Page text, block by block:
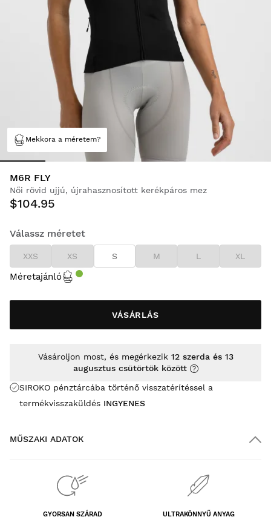
Mekkora a méretem?
M6R FLY
Női rövid ujjú, újrahasznosított kerékpáros mez
$104.95
Válassz méretet
XXS XS S M L XL
Méretajánló
VÁSÁRLÁS
SIROKO pénztárcába történő visszatérítéssel a
termékvisszaküldés INGYENES
Vásároljon most, és megérkezik 12 szerda és 13
augusztus csütörtök között
MŰSZAKI ADATOK
GYORSAN SZÁRAD ULTRAKÖNNYŰ ANYAG